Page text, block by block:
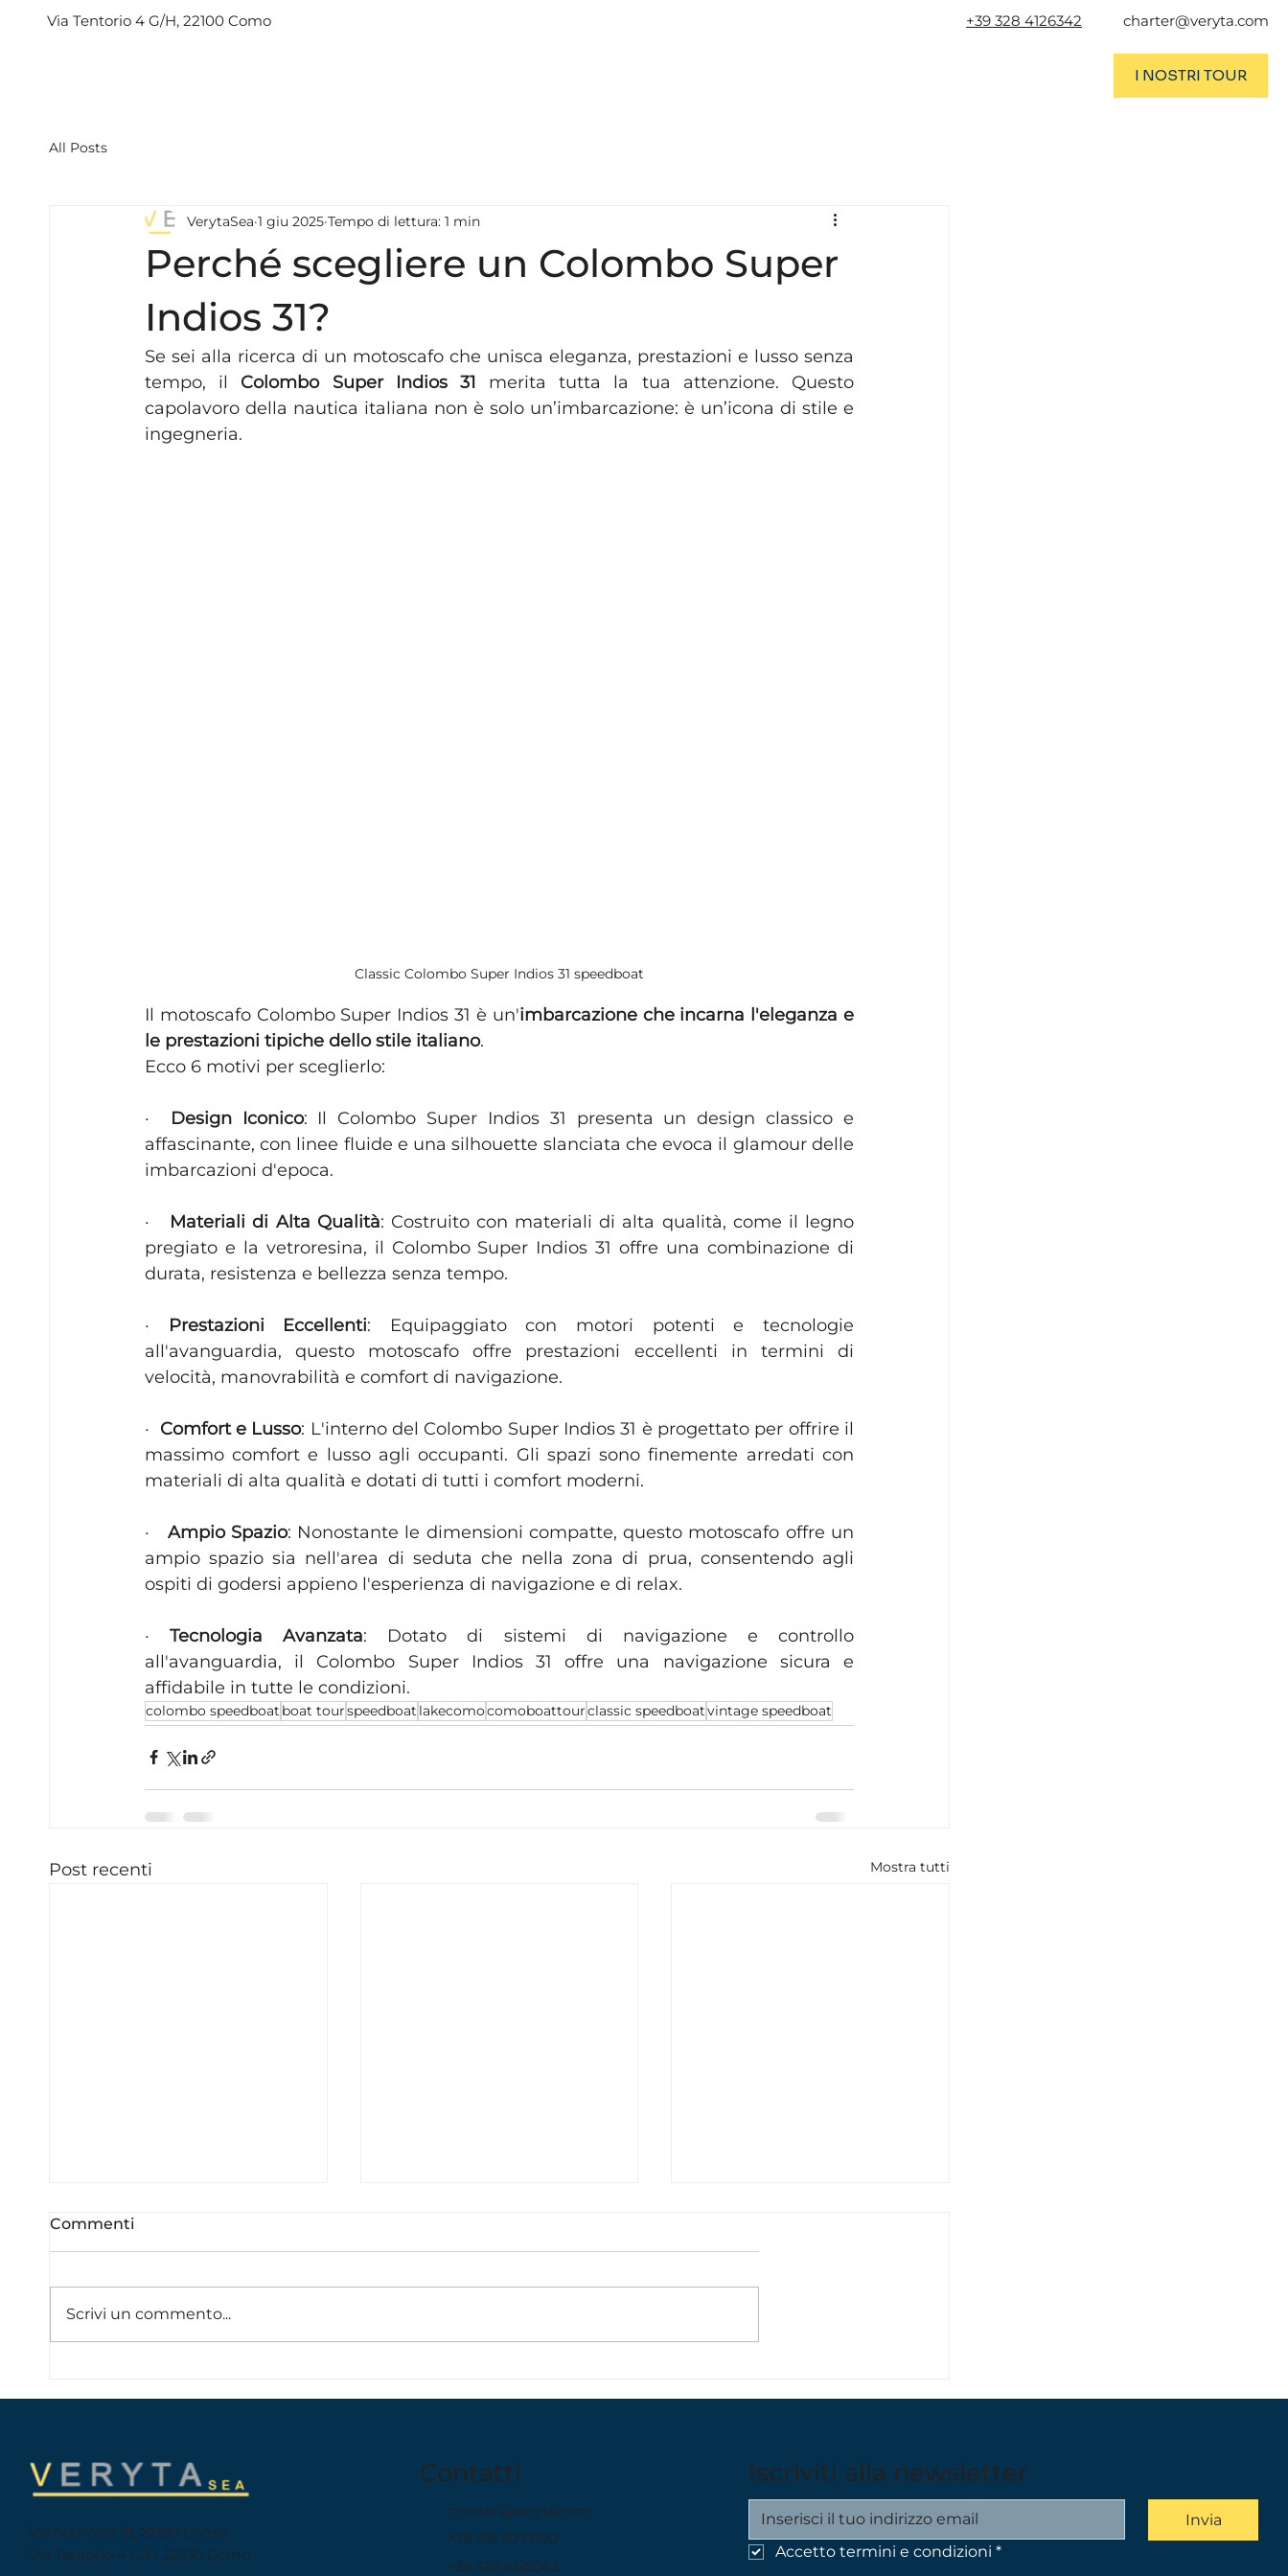
Via Tentorio 4 G/H, 22100 Como charter@veryta.com
+39 328 4126342
I NOSTRI TOUR
All Posts
Perché scegliere un Colombo Super
Indios 31?
VerytaSea 1 giu 2025 Tempo di lettura: 1 min
Se sei alla ricerca di un motoscafo che unisca eleganza, prestazioni e lusso senza
tempo, il Colombo Super Indios 31 merita tutta la tua attenzione. Questo
capolavoro della nautica italiana non è solo un’imbarcazione: è un’icona di stile e
ingegneria.
Classic Colombo Super Indios 31 speedboat
Il motoscafo Colombo Super Indios 31 è un'imbarcazione che incarna l'eleganza e
le prestazioni tipiche dello stile italiano.
Ecco 6 motivi per sceglierlo:
· Design Iconico: Il Colombo Super Indios 31 presenta un design classico e
affascinante, con linee fluide e una silhouette slanciata che evoca il glamour delle
imbarcazioni d'epoca.
· Materiali di Alta Qualità: Costruito con materiali di alta qualità, come il legno
pregiato e la vetroresina, il Colombo Super Indios 31 offre una combinazione di
durata, resistenza e bellezza senza tempo.
· Prestazioni Eccellenti: Equipaggiato con motori potenti e tecnologie
all'avanguardia, questo motoscafo offre prestazioni eccellenti in termini di
velocità, manovrabilità e comfort di navigazione.
· Comfort e Lusso: L'interno del Colombo Super Indios 31 è progettato per offrire il
massimo comfort e lusso agli occupanti. Gli spazi sono finemente arredati con
materiali di alta qualità e dotati di tutti i comfort moderni.
· Ampio Spazio: Nonostante le dimensioni compatte, questo motoscafo offre un
ampio spazio sia nell'area di seduta che nella zona di prua, consentendo agli
ospiti di godersi appieno l'esperienza di navigazione e di relax.
· Tecnologia Avanzata: Dotato di sistemi di navigazione e controllo
all'avanguardia, il Colombo Super Indios 31 offre una navigazione sicura e
affidabile in tutte le condizioni.
colombo speedboat boat tourspeedboat lakecomocomoboattourclassic speedboatvintage speedboat
Post recenti Mostra tutti
Commenti
Scrivi un commento...
Via Manzoni 18, 22100 Como
Via Tentorio 4 G/H, 22100 Como
Contatti
charter@veryta.com
+39 031 2072100
+39 328 4126342
Iscriviti alla newsletter
Invia
Accetto termini e condizioni *